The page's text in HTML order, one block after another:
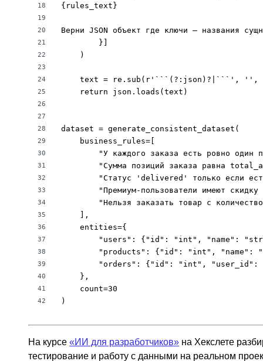
18
19
20
21
22
23
24
25
26
27
28
29
30
31
32
33
34
35
36
37
38
39
40
41
42
{rules_text}
Верни JSON объект где ключи — названия
        }]
    )
text = re.sub(r'```(?:json)?|```',
    return json.loads(text)
dataset = generate_consistent_dataset(
    business_rules=[
"У каждого заказа есть ровно один
"Сумма позиций заказа равна
"Статус 'delivered' только если
"Премиум-пользователи имеют скидку
"Нельзя заказать товар с
    ],
    entities={
"users": {"id": "int", "name":
"products": {"id": "int", "name":
"orders": {"id": "int",
    },
    count=30
)
На курсе «ИИ для разработчиков» на Хекслете
тестирование и работу с данными на реальном